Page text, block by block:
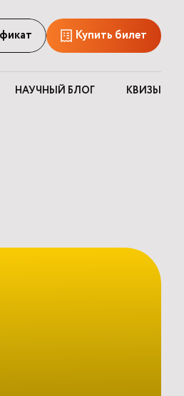
Купить билет
НАУЧНЫЙ БЛОГ КВИЗЫ